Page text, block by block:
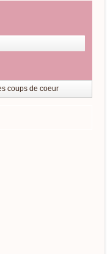
coups de coeur